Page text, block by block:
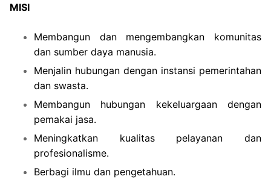
MISI
Membangun dan mengembangkan komunitas
dan sumber daya manusia.
Menjalin hubungan dengan instansi pemerintahan
dan swasta.
Membangun hubungan kekeluargaan dengan
pemakai jasa.
Meningkatkan kualitas pelayanan dan
profesionalisme.
Berbagi ilmu dan pengetahuan.